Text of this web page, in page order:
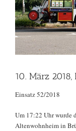
10. März
Einsatz 52/2018
Um 17:22 Uhr wurde
Altenwohnheim in